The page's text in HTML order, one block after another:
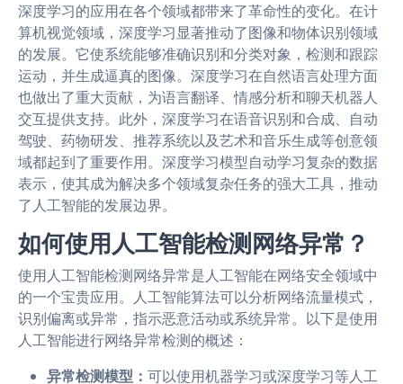
深度学习的应用在各个领域都带来了革命性的变化。在计
算机视觉领域，深度学习显著推动了图像和物体识别领域
的发展。它使系统能够准确识别和分类对象，检测和跟踪
运动，并生成逼真的图像。深度学习在自然语言处理方面
也做出了重大贡献，为语言翻译、情感分析和聊天机器人
交互提供支持。此外，深度学习在语音识别和合成、自动
驾驶、药物研发、推荐系统以及艺术和音乐生成等创意领
域都起到了重要作用。深度学习模型自动学习复杂的数据
表示，使其成为解决多个领域复杂任务的强大工具，推动
了人工智能的发展边界。
如何使用人工智能检测网络异常？
使用人工智能检测网络异常是人工智能在网络安全领域中
的一个宝贵应用。人工智能算法可以分析网络流量模式，
识别偏离或异常，指示恶意活动或系统异常。以下是使用
人工智能进行网络异常检测的概述：
异常检测模型： 可以使用机器学习或深度学习等人工